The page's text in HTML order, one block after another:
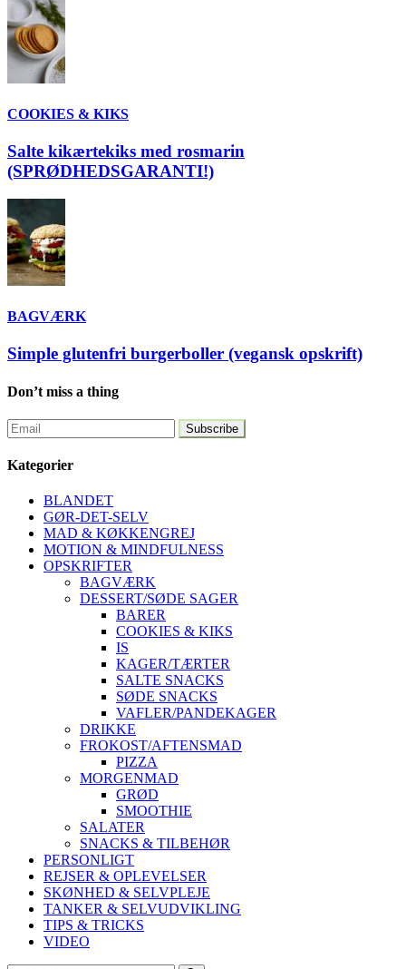
COOKIES & KIKS
Salte kikærtekiks med rosmarin
(SPRØDHEDSGARANTI!)
BAGVÆRK
Simple glutenfri burgerboller (vegansk opskrift)
Don’t miss a thing
Kategorier
BLANDET
GØR-DET-SELV
MAD & KØKKENGREJ
MOTION & MINDFULNESS
OPSKRIFTER
BAGVÆRK
DESSERT/SØDE SAGER
BARER
COOKIES & KIKS
IS
KAGER/TÆRTER
SALTE SNACKS
SØDE SNACKS
VAFLER/PANDEKAGER
DRIKKE
FROKOST/AFTENSMAD
PIZZA
MORGENMAD
GRØD
SMOOTHIE
SALATER
SNACKS & TILBEHØR
PERSONLIGT
REJSER & OPLEVELSER
SKØNHED & SELVPLEJE
TANKER & SELVUDVIKLING
TIPS & TRICKS
VIDEO